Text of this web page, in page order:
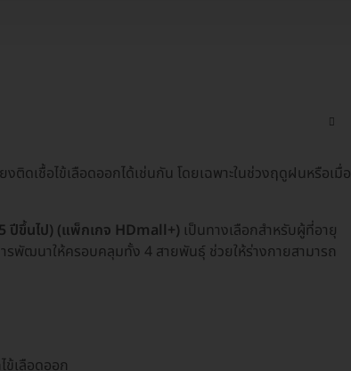
ติดเชื้อไข้เลือดออกได้เช่นกัน โดยเฉพาะในช่วงฤดูฝนหรือเมื่อ
ปีขึ้นไป) (แพ็กเกจ HDmall+) เป็นทางเลือกสำหรับผู้ที่อายุ
พัฒนาให้ครอบคลุมทั้ง 4 สายพันธุ์ ช่วยให้ร่างกายสามารถ
ข้เลือดออก